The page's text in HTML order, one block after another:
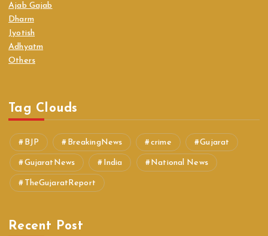
Ajab Gajab
Dharm
Jyotish
Adhyatm
Others
Tag Clouds
BJP BreakingNews crime Gujarat
GujaratNews India National News
TheGujaratReport
Recent Post